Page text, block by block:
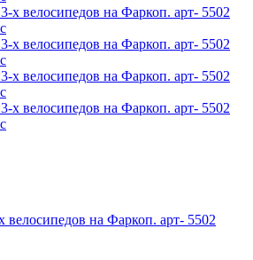
велосипедов на Фаркоп. арт- 5502